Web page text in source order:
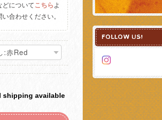
どについてこちらよ
い合わせください。
shipping available
FOLLOW US!